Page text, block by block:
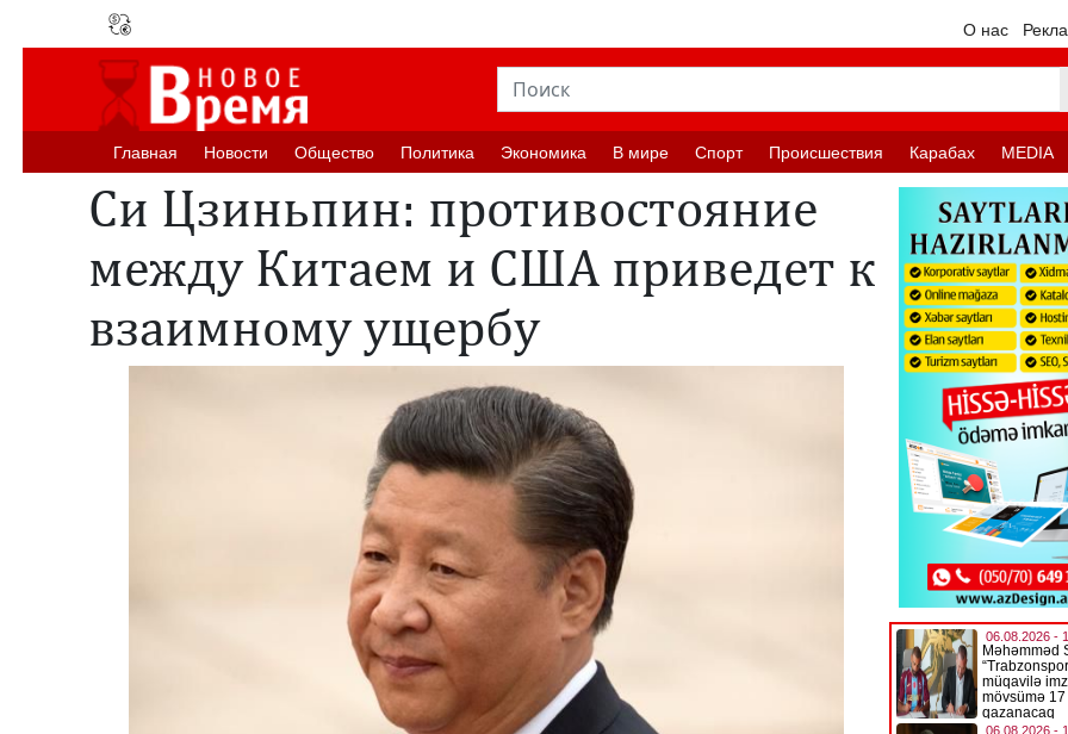
О нас
Главная Новости Oбщество Политика Экономика В мире Спорт Происшествия Карабах MEDIA
Си Цзиньпин: противостояние
между Китаем и США приведет к
взаимному ущербу